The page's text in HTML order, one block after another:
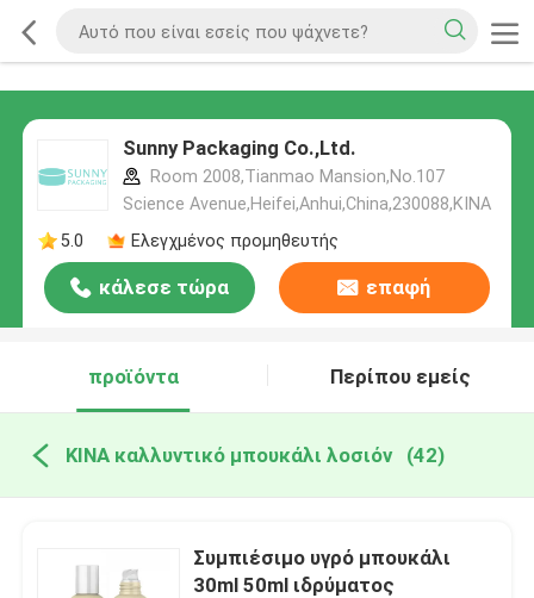
Sunny Packaging Co.,Ltd.
Room 2008,Tianmao Mansion,No.107
Science Avenue,Heifei,Anhui,China,230088,ΚΙΝΑ
5.0
Ελεγχμένος προμηθευτής
κάλεσε τώρα επαφή
προϊόντα Περίπου εμείς
ΚΙΝΑ καλλυντικό μπουκάλι λοσιόν (42)
Συμπιέσιμο υγρό μπουκάλι
30ml 50ml ιδρύματος